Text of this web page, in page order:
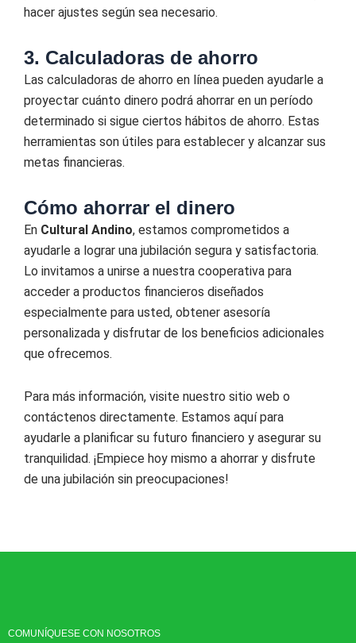
hacer ajustes según sea necesario.
3. Calculadoras de ahorro
Las calculadoras de ahorro en línea pueden ayudarle a
proyectar cuánto dinero podrá ahorrar en un período
determinado si sigue ciertos hábitos de ahorro. Estas
herramientas son útiles para establecer y alcanzar sus
metas financieras.
Cómo ahorrar el dinero
En Cultural Andino, estamos comprometidos a
ayudarle a lograr una jubilación segura y satisfactoria.
Lo invitamos a unirse a nuestra cooperativa para
acceder a productos financieros diseñados
especialmente para usted, obtener asesoría
personalizada y disfrutar de los beneficios adicionales
que ofrecemos.
Para más información, visite nuestro sitio web o
contáctenos directamente. Estamos aquí para
ayudarle a planificar su futuro financiero y asegurar su
tranquilidad. ¡Empiece hoy mismo a ahorrar y disfrute
de una jubilación sin preocupaciones!
COMUNÍQUESE CON NOSOTROS